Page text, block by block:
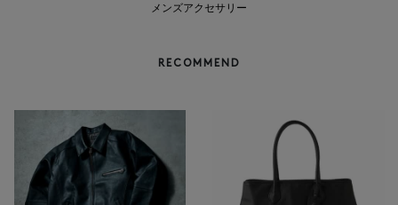
メンズアクセサリー
RECOMMEND